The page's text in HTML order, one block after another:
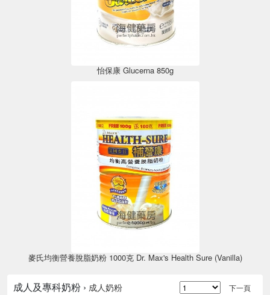
怡保康 Glucerna 850g
麥氏均衡營養脫脂奶粉 1000克 Dr. Max's Health Sure (Vanilla)
成人及專科奶粉 › 成人奶粉 下一頁